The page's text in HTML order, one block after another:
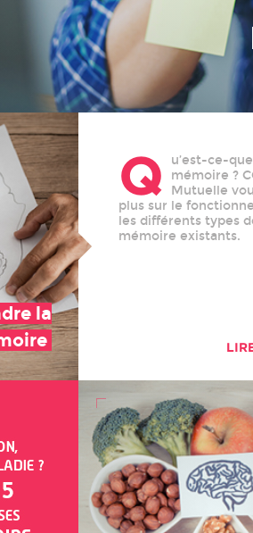
la
Q
u’est-ce-
mémoire ?
Mutuelle
plus sur le
les différents types
mémoire existants.